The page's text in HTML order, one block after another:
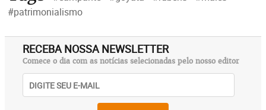
#patrimonialismo
RECEBA NOSSA NEWSLETTER
Comece o dia com as notícias selecionadas pelo nosso editor